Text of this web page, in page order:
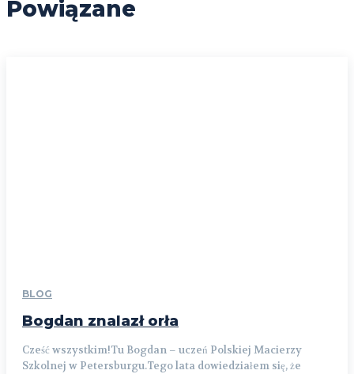
Powiązane
BLOG
Bogdan znalazł orła
Cześć wszystkim!Tu Bogdan – uczeń Polskiej Macierzy
Szkolnej w Petersburgu.Tego lata dowiedziałem się, że